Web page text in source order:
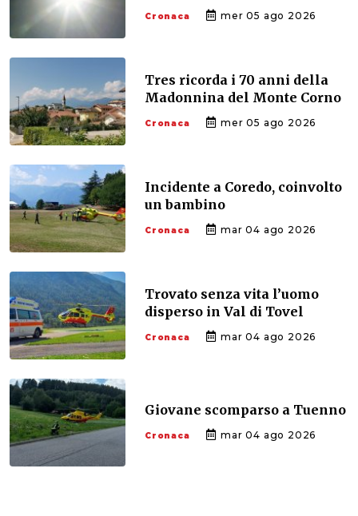
Cronaca mer 05 ago 2026
Tres ricorda i 70 anni della
Madonnina del Monte Corno
Cronaca mer 05 ago 2026
Incidente a Coredo, coinvolto
un bambino
Cronaca mar 04 ago 2026
Trovato senza vita l’uomo
disperso in Val di Tovel
Cronaca mar 04 ago 2026
Giovane scomparso a Tuenno
Cronaca mar 04 ago 2026